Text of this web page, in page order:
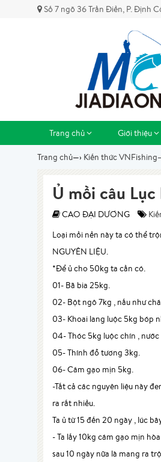
Số 7 ngõ 36 Trần Điền, P. Định
Trang chủ Giới thiệu
Trang chủ—› Kiến thức VNFishing
Ủ mồi câu Lục
CAO ĐẠI DƯƠNG
Loại mồi nền này ta có thể
NGUYÊN LIỆU.
*Để ủ cho 50kg ta cần có.
01- Bã bia 25kg.
02- Bột ngô 7kg , nấu như
03- Khoai lang luộc 5kg bóp
04- Thóc 5kg luộc chín , nước
05- Thính đỗ tương 3kg.
06- Cám gạo mịn 5kg.
-Tất cả các nguyên liệu này
ra rất nhiều.
Ta ủ từ 15 đến 20 ngày , lúc
- Ta lấy 10kg cám gạo mịn
sau 10 ngày nữa là mang ra